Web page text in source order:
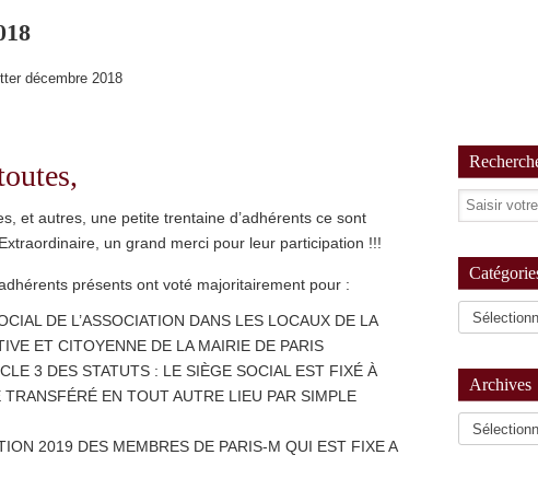
décembre 2018
et autres, une petite trentaine d’adhérents ce sont
un grand merci pour leur participation !!!
présents ont voté majoritairement pour :
DE L’ASSOCIATION DANS LES LOCAUX DE LA
ET CITOYENNE DE LA MAIRIE DE PARIS
3 DES STATUTS : LE SIÈGE SOCIAL EST FIXÉ À
EN TOUT AUTRE LIEU PAR SIMPLE
2019 DES MEMBRES DE PARIS-M QUI EST FIXE A
Archives
Archives